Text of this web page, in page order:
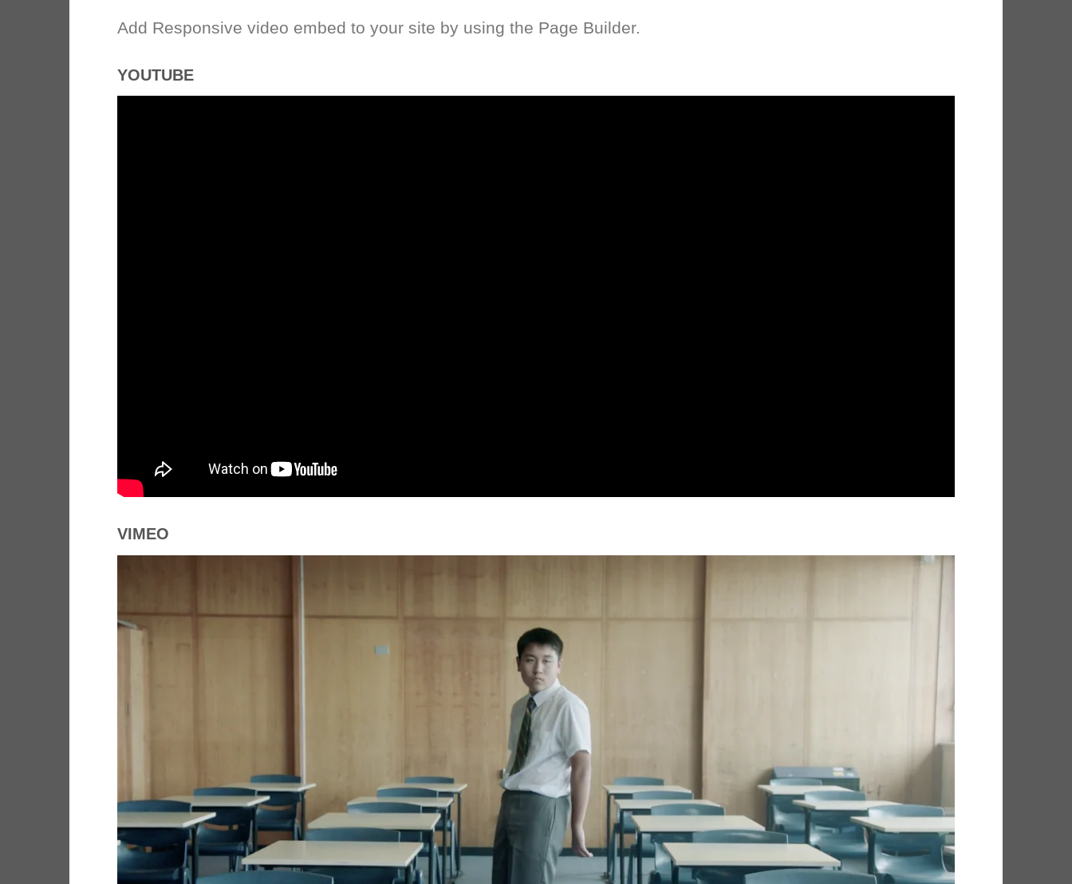
Add Responsive video embed to your site by using the Page Builder.
YOUTUBE
VIMEO